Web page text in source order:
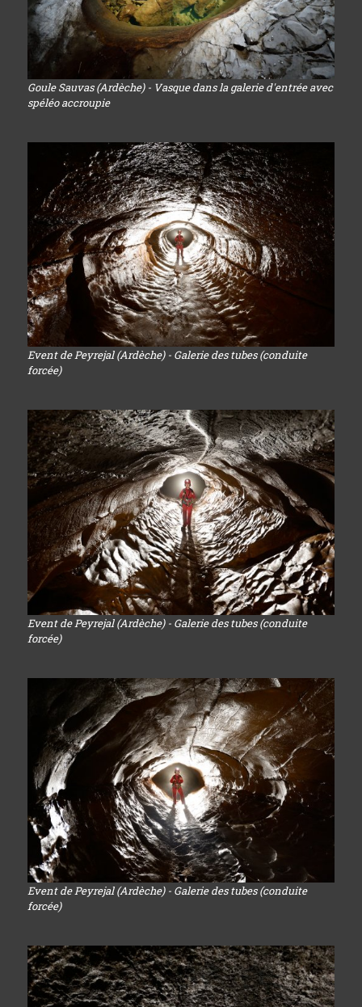
Goule Sauvas (Ardèche) - Vasque dans la galerie d'entrée avec
spéléo accroupie
Event de Peyrejal (Ardèche) - Galerie des tubes (conduite
forcée)
Event de Peyrejal (Ardèche) - Galerie des tubes (conduite
forcée)
Event de Peyrejal (Ardèche) - Galerie des tubes (conduite
forcée)